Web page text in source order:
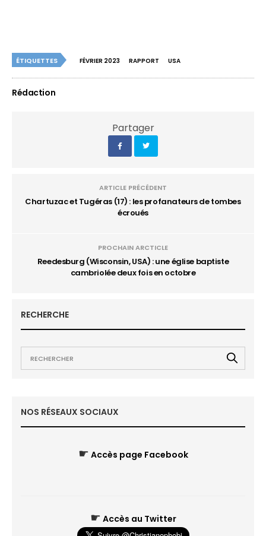
ÉTIQUETTES FÉVRIER 2023 RAPPORT USA
Rédaction
Partager
ARTICLE PRÉCÉDENT
Chartuzac et Tugéras (17) : les profanateurs de tombes
écroués
PROCHAIN ARCTICLE
Reedesburg (Wisconsin, USA) : une église baptiste
cambriolée deux fois en octobre
RECHERCHE
NOS RÉSEAUX SOCIAUX
☛ Accès page Facebook
☛ Accès au Twitter